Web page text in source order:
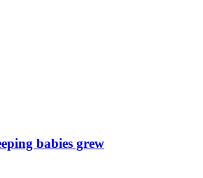
babies grew